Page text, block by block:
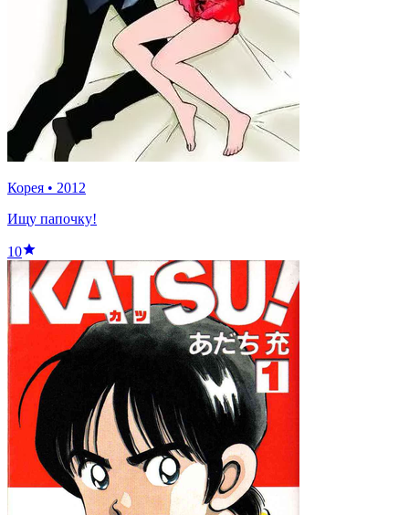
Корея • 2012
Ищу папочку!
10